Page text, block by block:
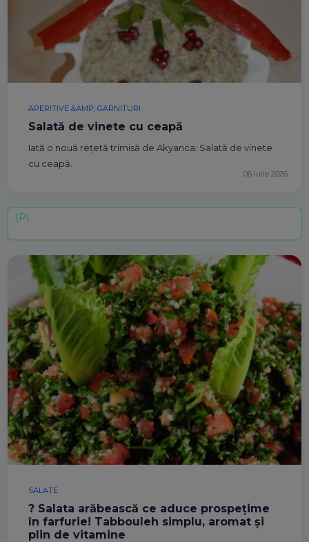
APERITIVE &AMP; GARNITURI
Salată de vinete cu ceapă
Iată o nouă rețetă trimisă de Akyanca: Salată de vinete
cu ceapă.
06 iulie 2026
SALATE
? Salata arăbească ce aduce prospețime
în farfurie! Tabbouleh simplu, aromat și
plin de vitamine